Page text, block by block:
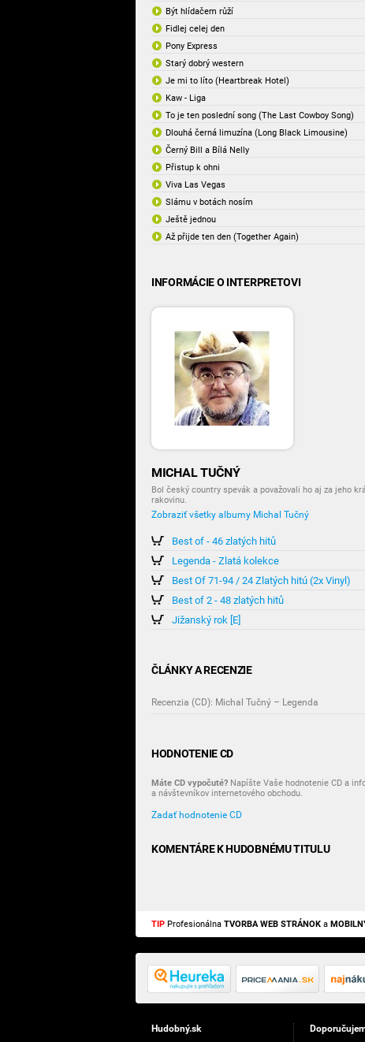
Být hlídačem růží
Fidlej celej den
Pony Express
Starý dobrý western
Je mi to líto (Heartbreak Hotel)
Kaw - Liga
To je ten poslední song (The Last Cowboy Song)
Dlouhá černá limuzína (Long Black Limousine)
Černý Bill a Bílá Nelly
Přistup k ohni
Viva Las Vegas
Slámu v botách nosím
Ještě jednou
Až přijde ten den (Together Again)
INFORMÁCIE O INTERPRETOVI
MICHAL TUČNÝ
Bol český country spevák a považovali ho aj za jeho
rakovinu.
Zobraziť všetky albumy Michal Tučný
Best of - 46 zlatých hitů
Legenda - Zlatá kolekce
Best Of 71-94 / 24 Zlatých hitú (2x Vinyl)
Best of 2 - 48 zlatých hitů
Jižanský rok [E]
ČLÁNKY A RECENZIE
Recenzia (CD): Michal Tučný – Legenda
HODNOTENIE CD
Máte CD vypočuté? Napíšte Vaše hodnotenie CD a
a návštevníkov internetového obchodu.
Zadať hodnotenie CD
KOMENTÁRE K HUDOBNÉMU TITULU
TIP Profesionálna TVORBA WEB STRÁNOK a
Hudobný.sk